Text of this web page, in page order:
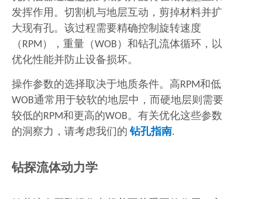
发挥作用。切割机与地层互动，剪掉材料并扩
大现有孔。该过程需要精确控制旋转速度
（RPM），重量（WOB）和钻孔流体循环，以
优化性能并防止设备损坏。
操作参数的选择取决于地质条件。高RPM和低
WOB通常用于较软的地层中，而硬地层则需要
较低的RPM和更高的WOB。有关优化这些参数
的洞察力，请考虑我们的钻孔指南.
钻探流体动力学